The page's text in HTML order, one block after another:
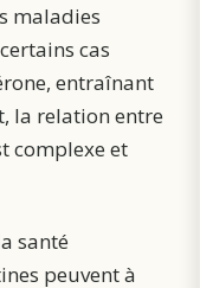
maladies
cas
entraînant
la relation entre
complexe et
santé
peuvent à